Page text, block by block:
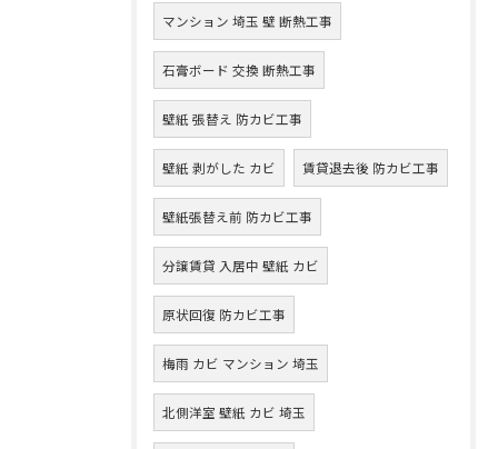
マンション 埼玉 壁 断熱工事
石膏ボード 交換 断熱工事
壁紙 張替え 防カビ工事
壁紙 剥がした カビ 賃貸退去後 防カビ工事
壁紙張替え前 防カビ工事
分譲賃貸 入居中 壁紙 カビ
原状回復 防カビ工事
梅雨 カビ マンション 埼玉
北側洋室 壁紙 カビ 埼玉